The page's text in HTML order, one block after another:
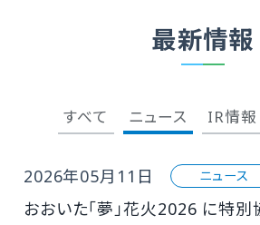
最新情報
すべて ニュース IR情報
2026年05月11日 ニュース
おおいた「夢」花火2026 に特